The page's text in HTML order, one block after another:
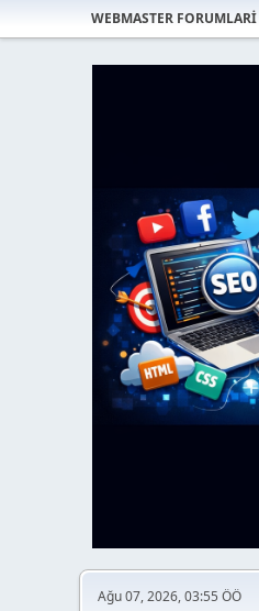
WEBMASTER FORUMLARİ
Ağu 07, 2026, 03:55 ÖÖ